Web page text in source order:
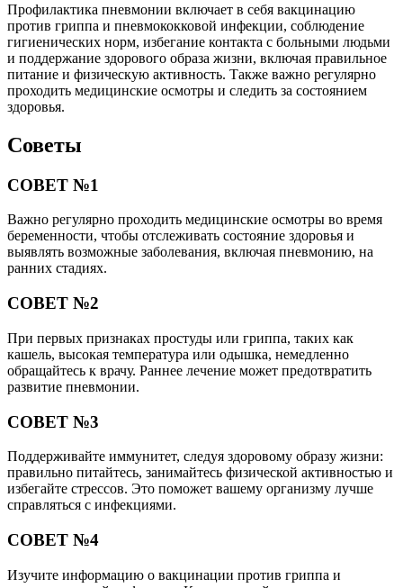
Профилактика пневмонии включает в себя вакцинацию
против гриппа и пневмококковой инфекции, соблюдение
гигиенических норм, избегание контакта с больными людьми
и поддержание здорового образа жизни, включая правильное
питание и физическую активность. Также важно регулярно
проходить медицинские осмотры и следить за состоянием
здоровья.
Советы
СОВЕТ №1
Важно регулярно проходить медицинские осмотры во время
беременности, чтобы отслеживать состояние здоровья и
выявлять возможные заболевания, включая пневмонию, на
ранних стадиях.
СОВЕТ №2
При первых признаках простуды или гриппа, таких как
кашель, высокая температура или одышка, немедленно
обращайтесь к врачу. Раннее лечение может предотвратить
развитие пневмонии.
СОВЕТ №3
Поддерживайте иммунитет, следуя здоровому образу жизни:
правильно питайтесь, занимайтесь физической активностью и
избегайте стрессов. Это поможет вашему организму лучше
справляться с инфекциями.
СОВЕТ №4
Изучите информацию о вакцинации против гриппа и